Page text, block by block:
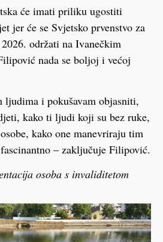
će imati priliku ugostiti
jer će se Svjetsko prvenstvo za
održati na Ivanečkim
nada se boljoj i većoj
ljudima i pokušavam objasniti,
kako ti ljudi koji su bez ruke,
kako one manevriraju tim
– zaključuje Filipović.
osoba s invaliditetom